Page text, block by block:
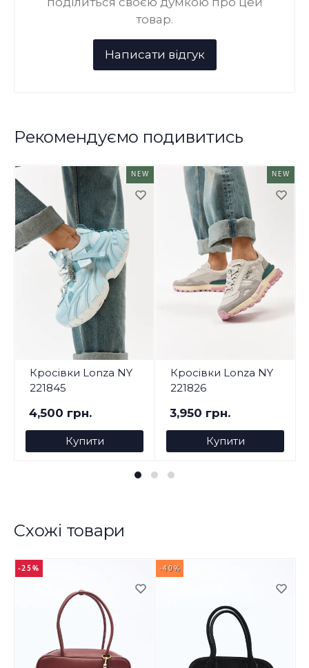
товар.
Рекомендуємо подивитись
NEW
Кросівки Lonza NY
221845
4,500 грн.
Купити
NEW
Кросівки Lonza NY
221826
3,950 грн.
Купити
Схожі товари
-25% -40%